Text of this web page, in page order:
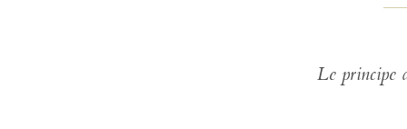
Le principe